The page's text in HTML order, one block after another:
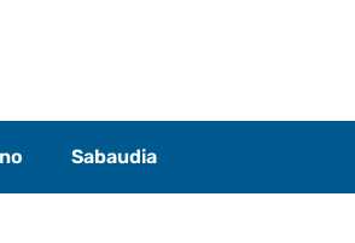
Sabaudia